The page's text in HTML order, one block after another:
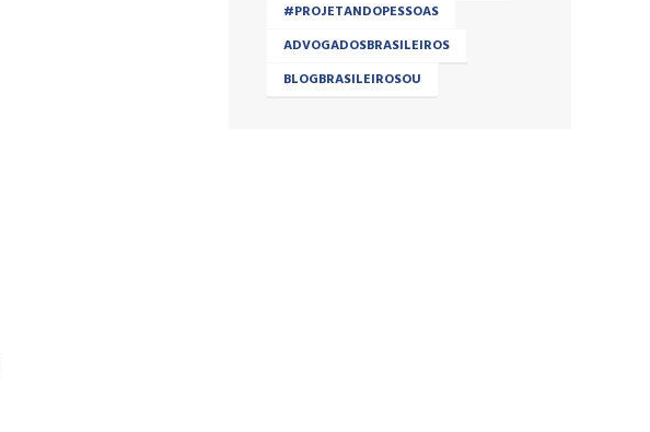
#PROJETANDOPESSOAS
ADVOGADOSBRASILEIROS
BLOGBRASILEIROSOU